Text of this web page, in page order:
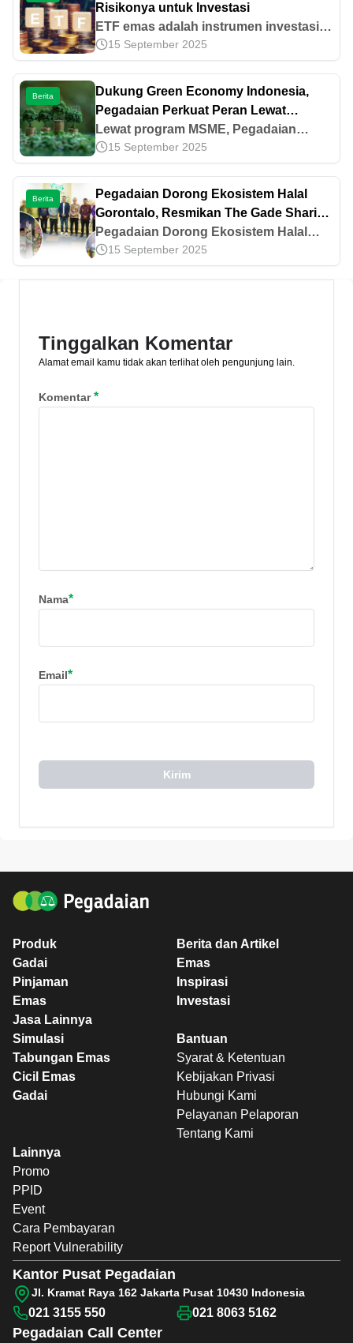
Risikonya untuk Investasi
ETF emas adalah instrumen investasi
berbasis emas yang diperdagangkan di
bursa saham. Pelajari keunggulan,
risiko, dan bedanya dengan emas fisik
berikut ini!
15 September 2025
Berita
Dukung Green Economy Indonesia,
Pegadaian Perkuat Peran Lewat
Program MSME
Lewat program MSME, Pegadaian
mengajak masyarakat mengubah
sampah jadi Tabungan Emas sebagai
langkah nyata mendukung green
economy Indonesia.
15 September 2025
Berita
Pegadaian Dorong Ekosistem Halal
Gorontalo, Resmikan The Gade Sharia
Creative Lounge di IAIN Sultan Amai
Gorontalo
Pegadaian Dorong Ekosistem Halal
Gorontalo, Resmikan The Gade Sharia
Creative Lounge di IAIN Sultan Amai
15 September 2025
Tinggalkan Komentar
Alamat email kamu tidak akan terlihat oleh pengunjung lain.
Komentar*
Nama*
Email*
Kirim
Produk
Gadai
Pinjaman
Emas
Jasa Lainnya
Berita dan Artikel
Emas
Inspirasi
Investasi
Simulasi
Tabungan Emas
Cicil Emas
Gadai
Bantuan
Syarat & Ketentuan
Kebijakan Privasi
Hubungi Kami
Pelayanan Pelaporan
Tentang Kami
Lainnya
Promo
PPID
Event
Cara Pembayaran
Report Vulnerability
Pegadaian Call Center
Kantor Pusat Pegadaian
Jl. Kramat Raya 162 Jakarta Pusat 10430 Indonesia
021 3155 550 021 8063 5162